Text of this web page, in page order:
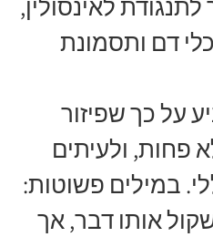
לאינסולין,
דם ותסמונת
על כך שפיזור
פחות, ולעיתים
במילים פשוטות:
אותו דבר, אך